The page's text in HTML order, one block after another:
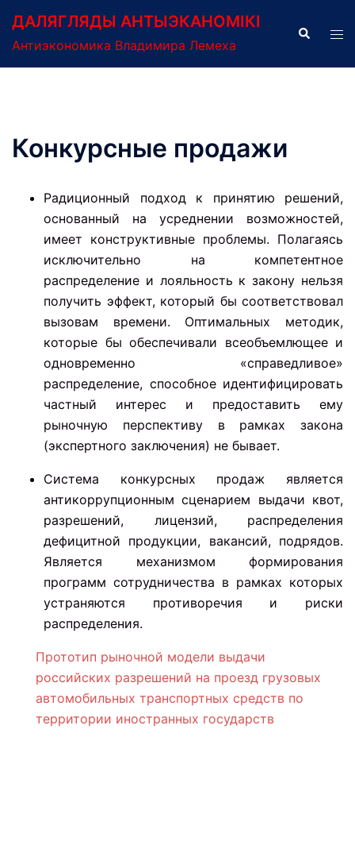
содержимому
ДАЛЯГЛЯДЫ АНТЫЭКАНОМІКІ
Антиэкономика Владимира Лемеха
Поиск
Конкурсные продажи
Радиционный подход к принятию решений,
основанный на усреднении возможностей,
имеет конструктивные проблемы. Полагаясь
исключительно на компетентное
распределение и лояльность к закону нельзя
получить эффект, который бы соответствовал
вызовам времени. Оптимальных методик,
которые бы обеспечивали всеобъемлющее и
одновременно «справедливое»
распределение, способное идентифицировать
частный интерес и предоставить ему
рыночную перспективу в рамках закона
(экспертного заключения) не бывает.
Система конкурсных продаж является
антикоррупционным сценарием выдачи квот,
разрешений, лицензий, распределения
дефицитной продукции, вакансий, подрядов.
Является механизмом формирования
программ сотрудничества в рамках которых
устраняются противоречия и риски
распределения.
Прототип рыночной модели выдачи
российских разрешений на проезд грузовых
автомобильных транспортных средств по
территории иностранных государств